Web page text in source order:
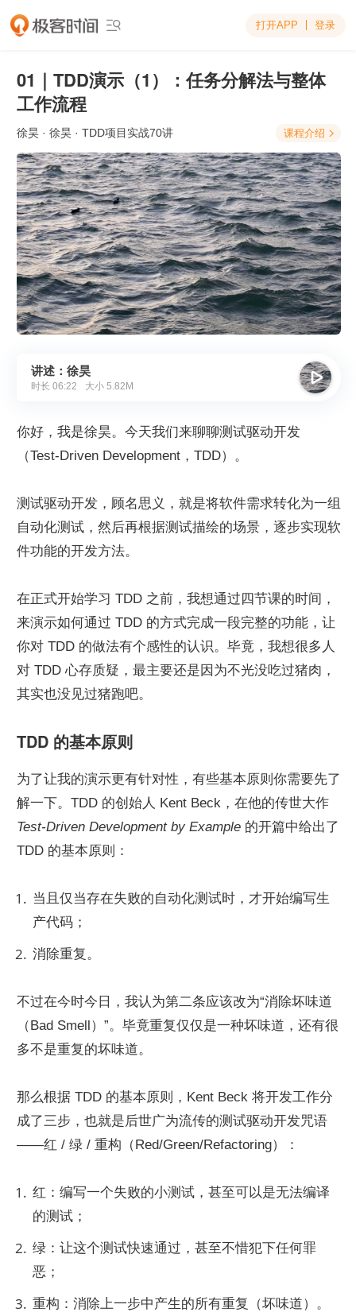
 打开APP 登录
01｜TDD演示（1）：任务分解法与整体
工作流程
徐昊 · 徐昊 · TDD项目实战70讲 课程介绍 
讲述：徐昊
时长 06:22 大小 5.82M

你好，我是徐昊。今天我们来聊聊测试驱动开发
（Test-Driven Development，TDD）。
测试驱动开发，顾名思义，就是将软件需求转化为一组
自动化测试，然后再根据测试描绘的场景，逐步实现软
件功能的开发方法。
在正式开始学习 TDD 之前，我想通过四节课的时间，
来演示如何通过 TDD 的方式完成一段完整的功能，让
你对 TDD 的做法有个感性的认识。毕竟，我想很多人
对 TDD 心存质疑，最主要还是因为不光没吃过猪肉，
其实也没见过猪跑吧。
TDD 的基本原则
为了让我的演示更有针对性，有些基本原则你需要先了
Test-Driven Development by Example 的开篇中给出了
TDD 的基本原则：
当且仅当存在失败的自动化测试时，才开始编写生
产代码；
消除重复。
不过在今时今日，我认为第二条应该改为“消除坏味道
（Bad Smell）”。毕竟重复仅仅是一种坏味道，还有很
多不是重复的坏味道。
那么根据 TDD 的基本原则，Kent Beck 将开发工作分
成了三步，也就是后世广为流传的测试驱动开发咒语
——红 / 绿 / 重构（Red/Green/Refactoring）：
红：编写一个失败的小测试，甚至可以是无法编译
的测试；
绿：让这个测试快速通过，甚至不惜犯下任何罪
恶；
重构：消除上一步中产生的所有重复（坏味道）。